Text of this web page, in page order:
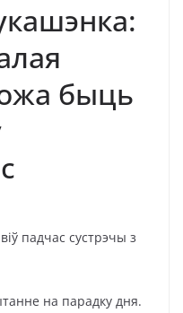
быць
падчас сустрэчы з
на парадку дня.